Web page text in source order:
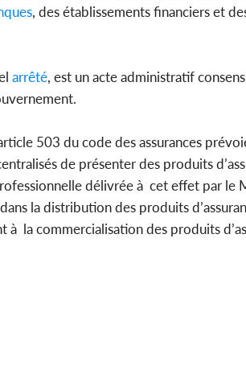
, des établissements financiers et
arrêté, est un acte administratif
503 du code des assurances
de présenter des produits
délivrée à cet effet par le
la distribution des produits
la commercialisation des produits